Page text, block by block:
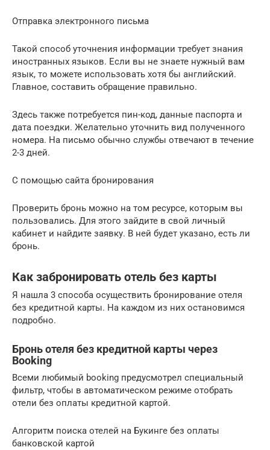
Отправка электронного письма
Такой способ уточнения информации требует знания
иностранных языков. Если вы не знаете нужный вам
язык, то можете использовать хотя бы английский.
Главное, составить обращение правильно.
Здесь также потребуется пин-код, данные паспорта и
дата поездки. Желательно уточнить вид полученного
номера. На письмо обычно службы отвечают в течение
2-3 дней.
С помощью сайта бронирования
Проверить бронь можно на том ресурсе, которым вы
пользовались. Для этого зайдите в свой личный
кабинет и найдите заявку. В ней будет указано, есть ли
бронь.
Как забронировать отель без карты
Я нашла 3 способа осуществить бронирование отеля
без кредитной карты. На каждом из них остановимся
подробно.
Бронь отеля без кредитной карты через
Booking
Всеми любимый booking предусмотрел специальный
фильтр, чтобы в автоматическом режиме отобрать
отели без оплаты кредитной картой.
Алгоритм поиска отелей на Букинге без оплаты
банковской картой